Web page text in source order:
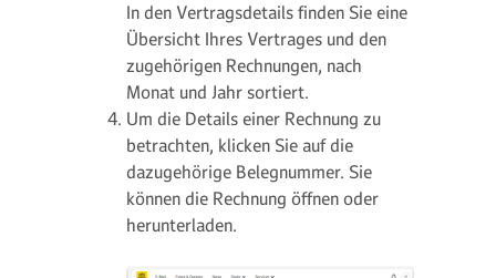
In den Vertragsdetails finden Sie eine
Übersicht Ihres Vertrages und den
zugehörigen Rechnungen, nach
Monat und Jahr sortiert.
Um die Details einer Rechnung zu
betrachten, klicken Sie auf die
dazugehörige Belegnummer. Sie
können die Rechnung öffnen oder
herunterladen.